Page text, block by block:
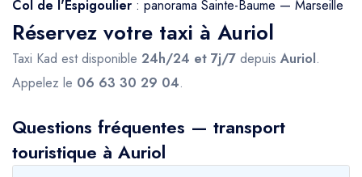
Col de l'Espigoulier : panorama Sainte-Baume — Marseille
Réservez votre taxi à Auriol
Taxi Kad est disponible 24h/24 et 7j/7 depuis Auriol.
Appelez le 06 63 30 29 04.
Questions fréquentes — transport
touristique à Auriol